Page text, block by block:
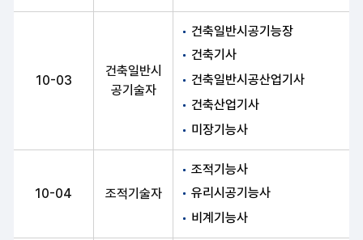
10-03
건축일반시
공기술자
건축일반시공기능장
건축기사
건축일반시공산업기사
건축산업기사
미장기능사
10-04 조적기술자
조적기능사
유리시공기능사
비계기능사